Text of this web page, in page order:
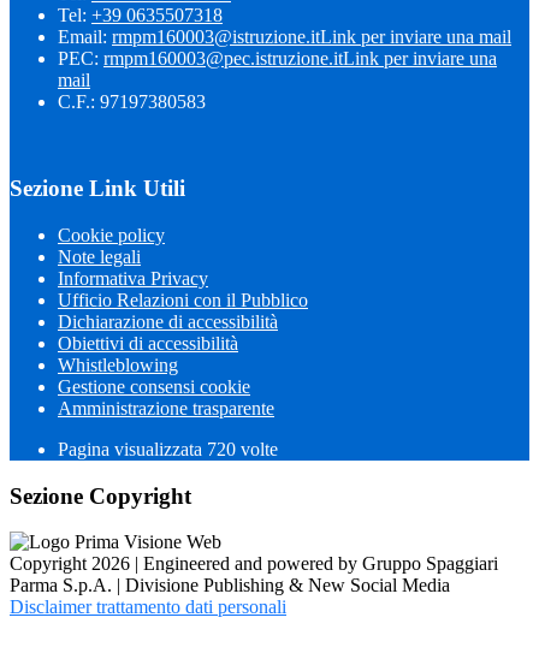
Tel: +39 0635507318
Email: rmpm160003@istruzione.itLink per inviare una mail
PEC: rmpm160003@pec.istruzione.itLink per inviare una
mail
C.F.: 97197380583
Sezione Link Utili
Cookie policy
Note legali
Informativa Privacy
Ufficio Relazioni con il Pubblico
Dichiarazione di accessibilità
Obiettivi di accessibilità
Whistleblowing
Gestione consensi cookie
Amministrazione trasparente
Pagina visualizzata 720 volte
Sezione Copyright
Copyright 2026 | Engineered and powered by Gruppo Spaggiari
Parma S.p.A. | Divisione Publishing & New Social Media
Disclaimer trattamento dati personali